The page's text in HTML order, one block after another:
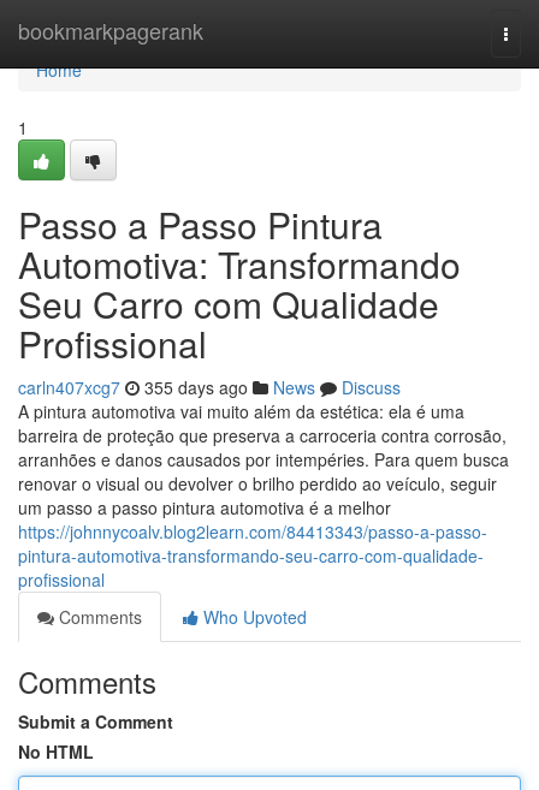
bookmarkpagerank
Home
Home
1
Passo a Passo Pintura
Automotiva: Transformando
Seu Carro com Qualidade
Profissional
carln407xcg7 355 days ago News
Discuss
A pintura automotiva vai muito além da estética: ela é uma
barreira de proteção que preserva a carroceria contra corrosão,
arranhões e danos causados por intempéries. Para quem busca
renovar o visual ou devolver o brilho perdido ao veículo, seguir
um passo a passo pintura automotiva é a melhor
https://johnnycoalv.blog2learn.com/84413343/passo-a-passo-
pintura-automotiva-transformando-seu-carro-com-qualidade-
profissional
Comments
Who Upvoted
Comments
Submit a Comment
No HTML